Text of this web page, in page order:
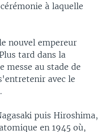
à laquelle
nouvel empereur
tard dans la
messe au stade de
avec le
puis Hiroshima,
en 1945 où,